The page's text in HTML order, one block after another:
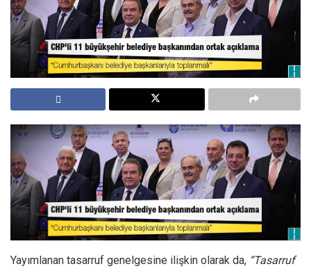
Yayımlanan tasarruf genelgesine ilişkin olarak da, “Tasarruf